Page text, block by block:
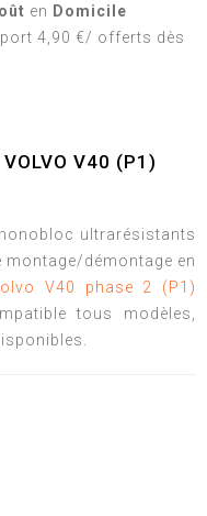
en Domicile
4,90 €/ offerts dès
VOLVO V40 (P1)
ultrarésistants
montage/démontage en
V40 phase 2 (P1)
tous modèles,